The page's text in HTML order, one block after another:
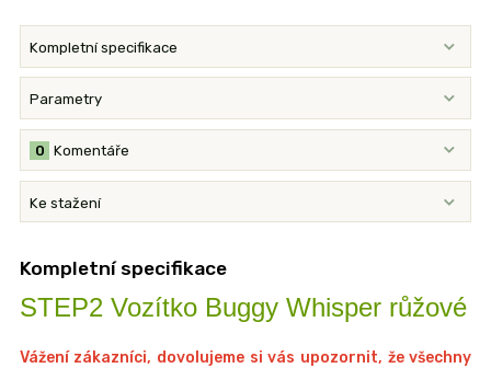
Kompletní specifikace
Parametry
Komentáře
0
Ke stažení
Kompletní specifikace
STEP2 Vozítko Buggy Whisper růžové
Vážení zákazníci, dovolujeme si vás upozornit, že všechny